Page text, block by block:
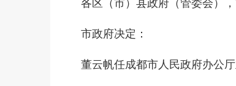
市政府决定：
董云帆任成都市人民政府办公厅